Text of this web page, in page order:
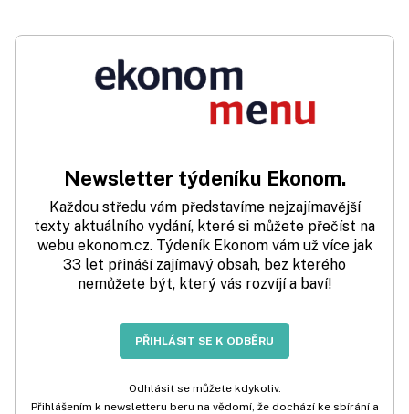
Newsletter týdeníku Ekonom.
Každou středu vám představíme nejzajímavější
texty aktuálního vydání, které si můžete přečíst na
webu ekonom.cz. Týdeník Ekonom vám už více jak
33 let přináší zajímavý obsah, bez kterého
nemůžete být, který vás rozvíjí a baví!
PŘIHLÁSIT SE K ODBĚRU
Odhlásit se můžete kdykoliv.
Přihlášením k newsletteru beru na vědomí, že dochází ke sbírání a